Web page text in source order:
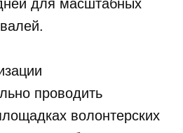
для масштабных
проводить
волонтерских